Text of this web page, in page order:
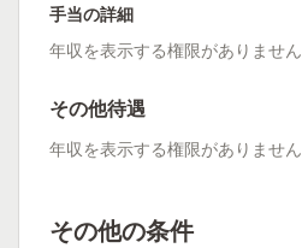
手当の詳細
年収を表示する権限がありません
その他待遇
年収を表示する権限がありません
その他の条件